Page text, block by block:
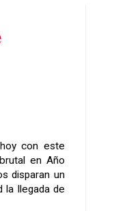
con este
en Año
disparan un
la llegada de